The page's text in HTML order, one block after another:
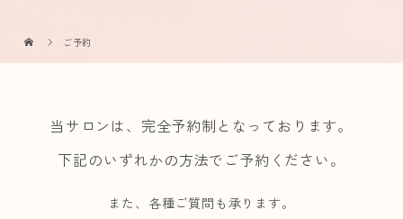
ご予約
当サロンは、完全予約制となっております。
下記のいずれかの方法でご予約ください。
また、各種ご質問も承ります。